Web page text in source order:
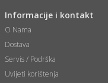
Informacije i kontakt
O Nama
Dostava
Servis / Podrška
Uvijeti korištenja